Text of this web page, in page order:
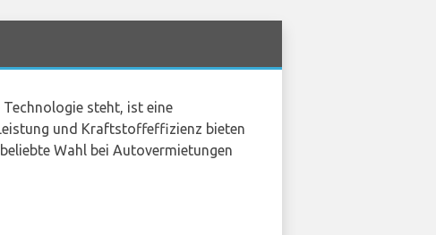
steht, ist eine
und Kraftstoffeffizienz bieten
Wahl bei Autovermietungen